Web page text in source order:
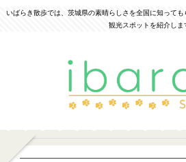
いばらき散歩では、茨城県の素晴らしさを全国に知って
観光スポットを紹介しま